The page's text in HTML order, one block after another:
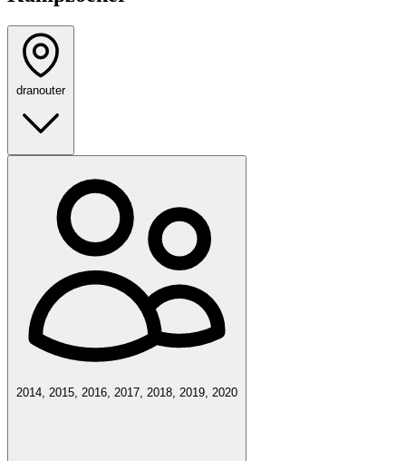
dranouter
2014, 2015, 2016, 2017, 2018, 2019, 2020